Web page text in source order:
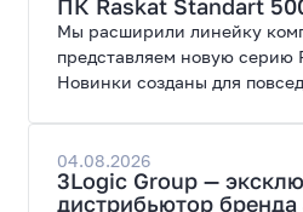
ПК Raskat Standart
Мы расширили линейку
представляем новую серию
Новинки созданы для
широкие возможности
04.08.2026
3Logic Group —
дистрибьютор